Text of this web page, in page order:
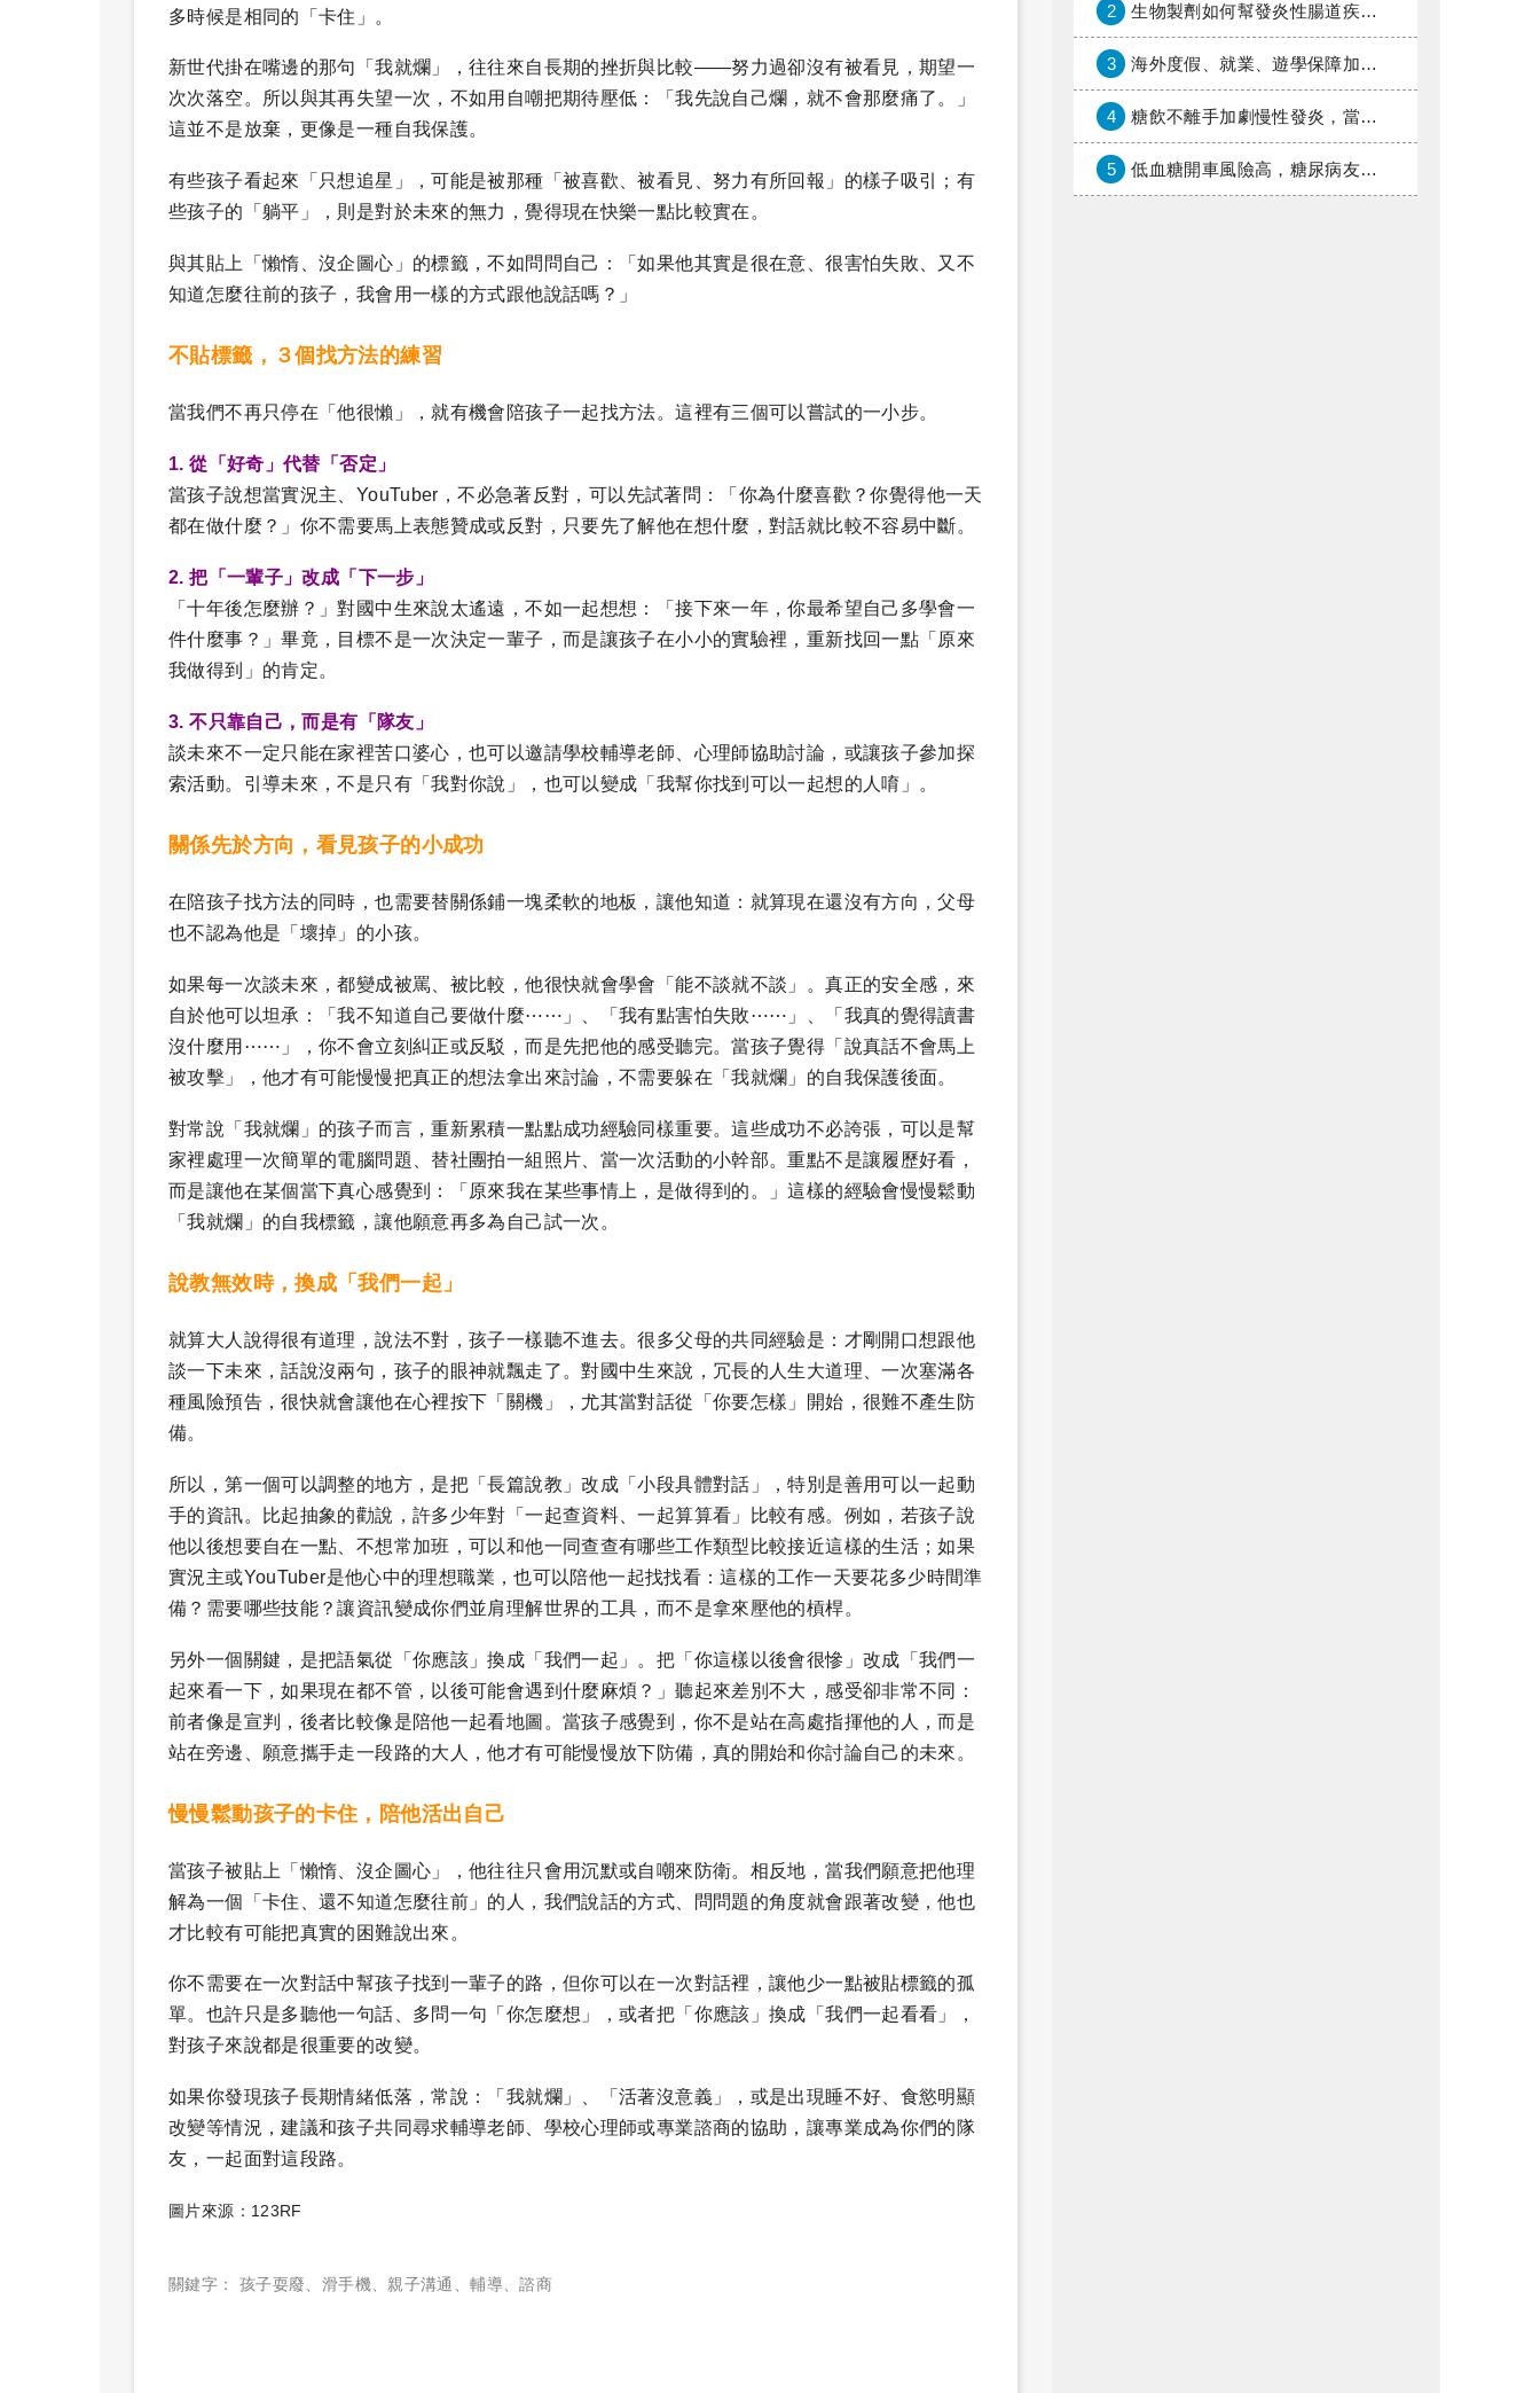
多時候是相同的「卡住」。
新世代掛在嘴邊的那句「我就爛」，往往來自長期的挫折與比較——努力過卻沒有被看見，期望一
次次落空。所以與其再失望一次，不如用自嘲把期待壓低：「我先說自己爛，就不會那麼痛了。」
這並不是放棄，更像是一種自我保護。
有些孩子看起來「只想追星」，可能是被那種「被喜歡、被看見、努力有所回報」的樣子吸引；有
些孩子的「躺平」，則是對於未來的無力，覺得現在快樂一點比較實在。
與其貼上「懶惰、沒企圖心」的標籤，不如問問自己：「如果他其實是很在意、很害怕失敗、又不
知道怎麼往前的孩子，我會用一樣的方式跟他說話嗎？」
不貼標籤，３個找方法的練習
當我們不再只停在「他很懶」，就有機會陪孩子一起找方法。這裡有三個可以嘗試的一小步。
1. 從「好奇」代替「否定」
當孩子說想當實況主、YouTuber，不必急著反對，可以先試著問：「你為什麼喜歡？你覺得他一天
都在做什麼？」你不需要馬上表態贊成或反對，只要先了解他在想什麼，對話就比較不容易中斷。
2. 把「一輩子」改成「下一步」
「十年後怎麼辦？」對國中生來說太遙遠，不如一起想想：「接下來一年，你最希望自己多學會一
件什麼事？」畢竟，目標不是一次決定一輩子，而是讓孩子在小小的實驗裡，重新找回一點「原來
我做得到」的肯定。
3. 不只靠自己，而是有「隊友」
談未來不一定只能在家裡苦口婆心，也可以邀請學校輔導老師、心理師協助討論，或讓孩子參加探
索活動。引導未來，不是只有「我對你說」，也可以變成「我幫你找到可以一起想的人唷」。
關係先於方向，看見孩子的小成功
在陪孩子找方法的同時，也需要替關係鋪一塊柔軟的地板，讓他知道：就算現在還沒有方向，父母
也不認為他是「壞掉」的小孩。
如果每一次談未來，都變成被罵、被比較，他很快就會學會「能不談就不談」。真正的安全感，來
自於他可以坦承：「我不知道自己要做什麼⋯⋯」、「我有點害怕失敗⋯⋯」、「我真的覺得讀書
沒什麼用⋯⋯」，你不會立刻糾正或反駁，而是先把他的感受聽完。當孩子覺得「說真話不會馬上
被攻擊」，他才有可能慢慢把真正的想法拿出來討論，不需要躲在「我就爛」的自我保護後面。
對常說「我就爛」的孩子而言，重新累積一點點成功經驗同樣重要。這些成功不必誇張，可以是幫
家裡處理一次簡單的電腦問題、替社團拍一組照片、當一次活動的小幹部。重點不是讓履歷好看，
而是讓他在某個當下真心感覺到：「原來我在某些事情上，是做得到的。」這樣的經驗會慢慢鬆動
「我就爛」的自我標籤，讓他願意再多為自己試一次。
說教無效時，換成「我們一起」
就算大人說得很有道理，說法不對，孩子一樣聽不進去。很多父母的共同經驗是：才剛開口想跟他
談一下未來，話說沒兩句，孩子的眼神就飄走了。對國中生來說，冗長的人生大道理、一次塞滿各
種風險預告，很快就會讓他在心裡按下「關機」，尤其當對話從「你要怎樣」開始，很難不產生防
備。
所以，第一個可以調整的地方，是把「長篇說教」改成「小段具體對話」，特別是善用可以一起動
手的資訊。比起抽象的勸說，許多少年對「一起查資料、一起算算看」比較有感。例如，若孩子說
他以後想要自在一點、不想常加班，可以和他一同查查有哪些工作類型比較接近這樣的生活；如果
實況主或YouTuber是他心中的理想職業，也可以陪他一起找找看：這樣的工作一天要花多少時間準
備？需要哪些技能？讓資訊變成你們並肩理解世界的工具，而不是拿來壓他的槓桿。
另外一個關鍵，是把語氣從「你應該」換成「我們一起」。把「你這樣以後會很慘」改成「我們一
起來看一下，如果現在都不管，以後可能會遇到什麼麻煩？」聽起來差別不大，感受卻非常不同：
前者像是宣判，後者比較像是陪他一起看地圖。當孩子感覺到，你不是站在高處指揮他的人，而是
站在旁邊、願意攜手走一段路的大人，他才有可能慢慢放下防備，真的開始和你討論自己的未來。
慢慢鬆動孩子的卡住，陪他活出自己
當孩子被貼上「懶惰、沒企圖心」，他往往只會用沉默或自嘲來防衛。相反地，當我們願意把他理
解為一個「卡住、還不知道怎麼往前」的人，我們說話的方式、問問題的角度就會跟著改變，他也
才比較有可能把真實的困難說出來。
你不需要在一次對話中幫孩子找到一輩子的路，但你可以在一次對話裡，讓他少一點被貼標籤的孤
單。也許只是多聽他一句話、多問一句「你怎麼想」，或者把「你應該」換成「我們一起看看」，
對孩子來說都是很重要的改變。
如果你發現孩子長期情緒低落，常說：「我就爛」、「活著沒意義」，或是出現睡不好、食慾明顯
改變等情況，建議和孩子共同尋求輔導老師、學校心理師或專業諮商的協助，讓專業成為你們的隊
友，一起面對這段路。
圖片來源：123RF
關鍵字： 孩子耍廢、 滑手機、親子溝通 、輔導、諮商
2 生物製劑如何幫發炎性腸道疾病患者抗潰瘍？治療進展與健保給付困境一次看
3 海外度假、就業、遊學保障加倍，富邦產險「一期逐夢」專案加碼遠距醫療與緊急救援
4 糖飲不離手加劇慢性發炎，當心老化與慢性病提早報到
5 低血糖開車風險高，糖尿病友上路必學的安全守則